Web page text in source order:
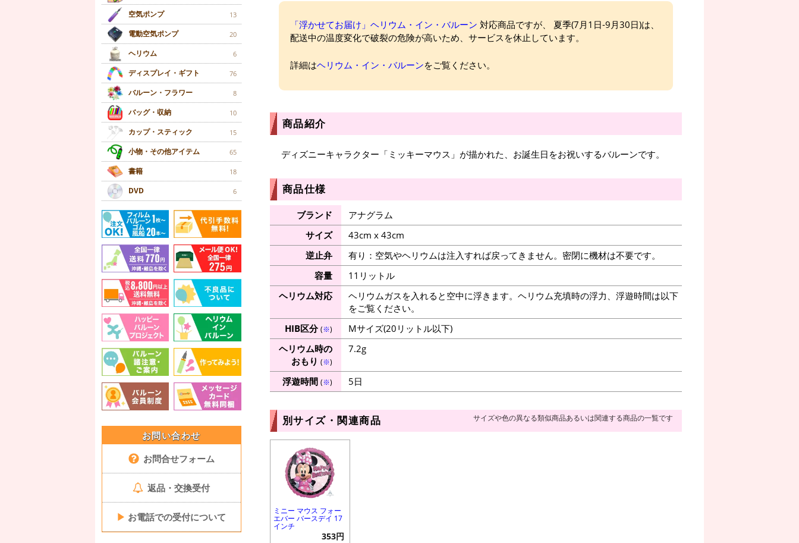
空気ポンプ 13
電動空気ポンプ 20
ヘリウム 6
ディスプレイ・ギフト 76
バルーン・フラワー 8
バッグ・収納 10
カップ・スティック 15
小物・その他アイテム 65
書籍 18
DVD 6
お問い合わせ
お問合せフォーム
返品・交換受付
▶ お電話での受付について
「浮かせてお届け」ヘリウム・イン・バルーン 対応商品ですが、 夏季(7月1日-9月30日)は、
配送中の温度変化で破裂の危険が高いため、サービスを休止しています。
詳細はヘリウム・イン・バルーンをご覧ください。
商品紹介
ディズニーキャラクター「ミッキーマウス」が描かれた、お誕生日をお祝いするバルーンです。
商品仕様
ブランド
アナグラム
サイズ
43cm x 43cm
逆止弁
有り：空気やヘリウムは注入すれば戻ってきません。密閉に機材は不要です。
容量
11リットル
ヘリウム対応
ヘリウムガスを入れると空中に浮きます。ヘリウム充填時の浮力、浮遊時間は以下
をご覧ください。
HIB区分(※)
Mサイズ(20リットル以下)
ヘリウム時の
おもり (※)
7.2g
浮遊時間 (※) 5日
別サイズ・関連商品 サイズや色の異なる類似商品あるいは関連する商品の一覧です
ミニー マウス フォー
エバー バースデイ 17
インチ
353円